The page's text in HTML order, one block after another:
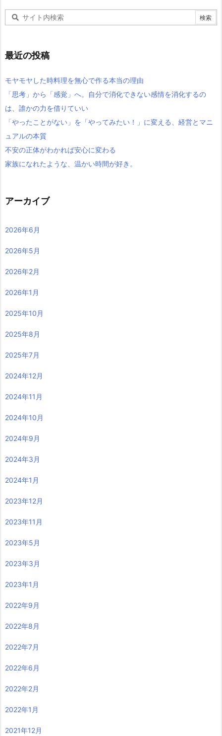
最近の投稿
モヤモヤした時料理を無心で作る本当の理由
「思考」から「感覚」へ。自分で消化できない感情を消化するの
は、誰かの力を借りていい
「やったことがない」を「やってみたい！」に変える、経営とマニ
ュアルの本質
不安の正体がわかれば安心に変わる
家族になれたような、温かい時間が好き。
アーカイブ
2026年6月
2026年5月
2026年2月
2026年1月
2025年10月
2025年8月
2025年7月
2024年12月
2024年11月
2024年10月
2024年9月
2024年3月
2024年1月
2023年12月
2023年11月
2023年5月
2023年3月
2023年1月
2022年9月
2022年8月
2022年7月
2022年6月
2022年2月
2022年1月
2021年12月